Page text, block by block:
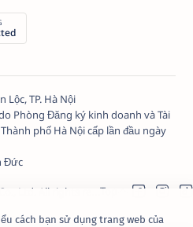
Lộc, TP. Hà Nội
Phòng Đăng ký kinh doanh và Tài
phố Hà Nội cấp lần đầu ngày
Đức
Ltd. All rights reserved.
cách bạn sử dụng trang web của